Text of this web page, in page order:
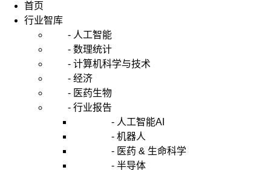
首页
行业智库
- 人工智能
- 数理统计
- 计算机科学与技术
- 经济
- 医药生物
- 行业报告
- 人工智能AI
- 机器人
- 医药 & 生命科学
- 半导体